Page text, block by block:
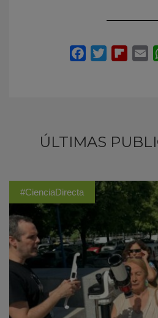
ÚLTIMAS
#CienciaDirecta